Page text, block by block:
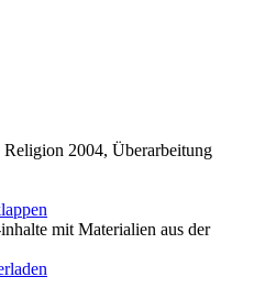
2004, Überarbeitung
mit Materialien aus der